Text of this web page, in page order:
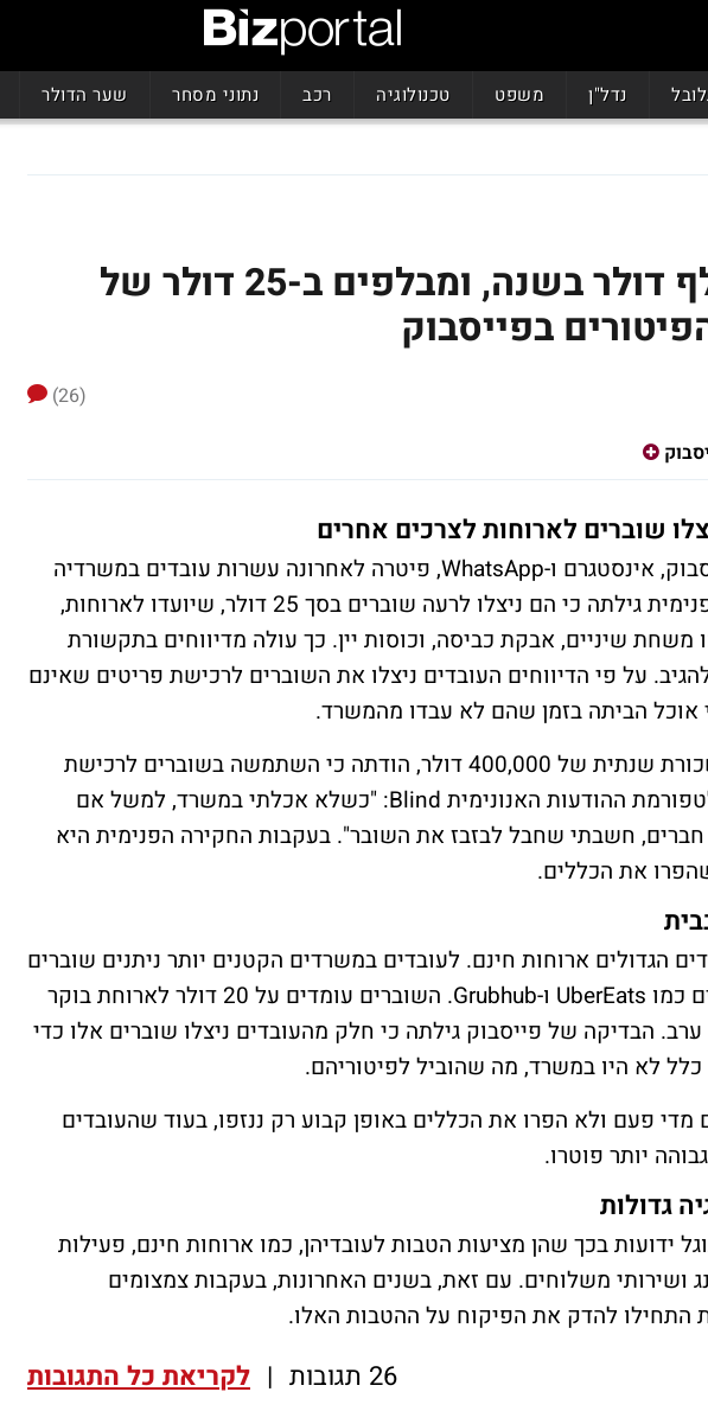
נדל"ן משפט טכנולוגיה רכב נתוני מסחר שער הדולר
מרוויחים 400 אלף דולר בשנה, ומבלפים ב-25 דולר של
בפייסבוק
(26)
שוברים לארוחות לצרכים אחרים
מטא, החברה שמחזיקה בפייסבוק, אינסטגרם ו-WhatsApp, פיטרה לאחרונה עשרות עובדים במשרדיה
בלוס אנג'לס לאחר שחקירה פנימית גילתה כי הם ניצלו לרעה שוברים בסך 25 דולר, שיועדו לארוחות,
משחת שיניים, אבקת כביסה, וכוסות יין. כך עולה מדיווחים בתקשורת
על פי הדיווחים העובדים ניצלו את השוברים לרכישת פריטים שאינם
אוכל הביתה בזמן שהם לא עבדו מהמשרד.
אחת העובדות, שהרוויחה משכורת שנתית של 400,000 דולר, הודתה כי השתמשה בשוברים לרכישת
מוצרים לבית. היא כתבה בפלטפורמת ההודעות האנונימית Blind: "כשלא אכלתי במשרד, למשל אם
חברים, חשבתי שחבל לבזבז את השובר". בעקבות החקירה הפנימית היא
את הכללים.
הגדולים ארוחות חינם. לעובדים במשרדים הקטנים יותר ניתנים שוברים
להזמנות דרך שירותי משלוחים כמו UberEats ו-Grubhub. השוברים עומדים על 20 דולר לארוחת בוקר
או ערב. הבדיקה של פייסבוק גילתה כי חלק מהעובדים ניצלו שוברים אלו כדי
לא היו במשרד, מה שהוביל לפיטוריהם.
מדי פעם ולא הפרו את הכללים באופן קבוע רק ננזפו, בעוד שהעובדים
יותר פוטרו.
גדולות
ידועות בכך שהן מציעות הטבות לעובדיהן, כמו ארוחות חינם, פעילות
ושירותי משלוחים. עם זאת, בשנים האחרונות, בעקבות צמצומים
התחילו להדק את הפיקוח על ההטבות האלו.
26 תגובות | לקריאת כל התגובות